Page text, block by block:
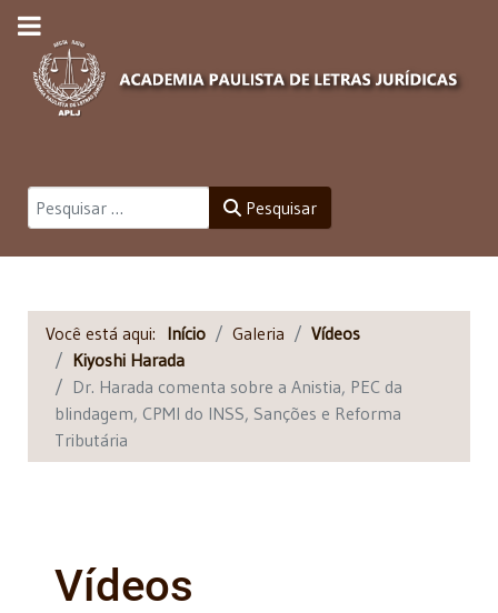
Pesquisar Pesquisar
Você está aqui: Início Galeria
Vídeos
Kiyoshi Harada
Dr. Harada comenta sobre a Anistia, PEC da
blindagem, CPMI do INSS, Sanções e Reforma
Tributária
Vídeos